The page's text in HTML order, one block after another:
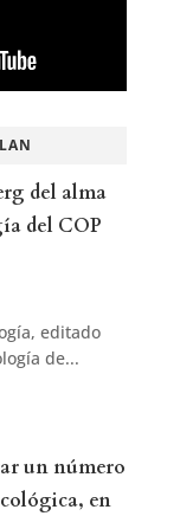
del alma
del COP
editado
de...
un número
en